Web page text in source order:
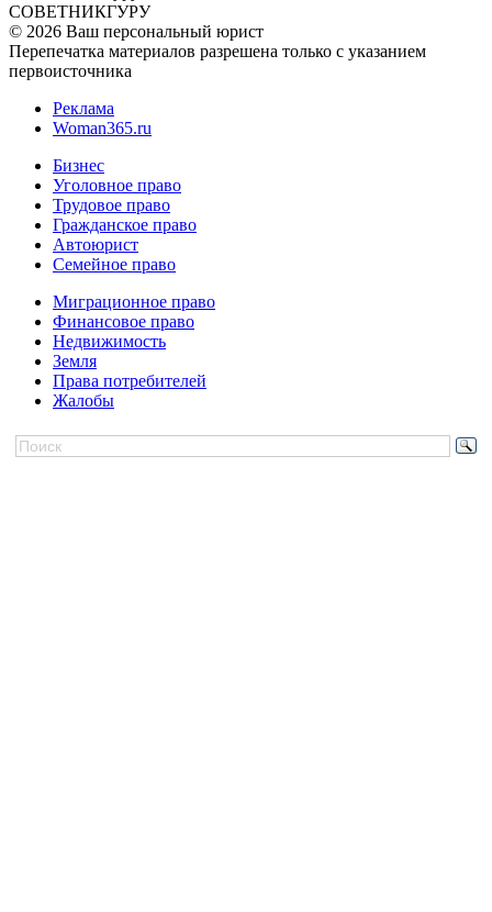
СОВЕТНИКГУРУ
© 2026 Ваш персональный юрист
Перепечатка материалов разрешена только с указанием
первоисточника
Реклама
Woman365.ru
Бизнес
Уголовное право
Трудовое право
Гражданское право
Автоюрист
Семейное право
Миграционное право
Финансовое право
Недвижимость
Земля
Права потребителей
Жалобы